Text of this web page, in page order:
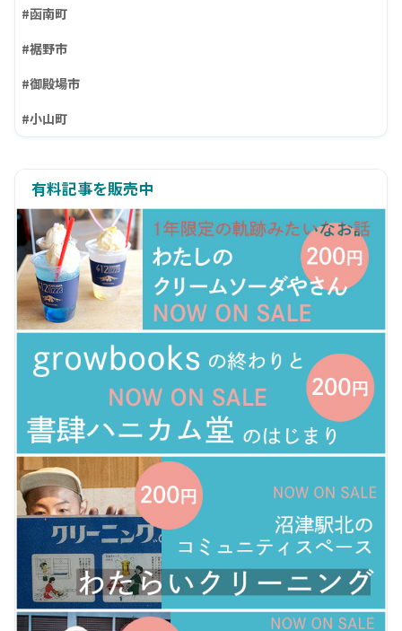
#函南町
#裾野市
#御殿場市
#小山町
有料記事を販売中